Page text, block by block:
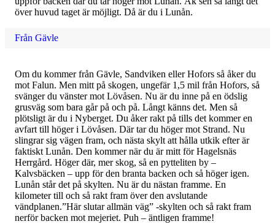
över huvud taget är möjligt. Då är du i Lunån.
Från Gävle
Om du kommer från Gävle, Sandviken eller Hofors så åker du
mot Falun. Men mitt på skogen, ungefär 1,5 mil från Hofors, så
svänger du vänster mot Lövåsen. Nu är du inne på en ödslig
grusväg som bara går på och på. Långt känns det. Men så
plötsligt är du i Nyberget. Du åker rakt på tills det kommer en
avfart till höger i Lövåsen. Där tar du höger mot Strand. Nu
slingrar sig vägen fram, och nästa skylt att hålla utkik efter är
faktiskt Lunån. Den kommer när du är mitt för Hagelsnäs
Herrgård. Höger där, mer skog, så en pytteliten by –
Kalvsbäcken – upp för den branta backen och så höger igen.
Lunån står det på skylten. Nu är du nästan framme. En
kilometer till och så rakt fram över den avslutande
vändplanen.”Här slutar allmän väg” -skylten och så rakt fram
nerför backen mot mejeriet. Puh – äntligen framme!